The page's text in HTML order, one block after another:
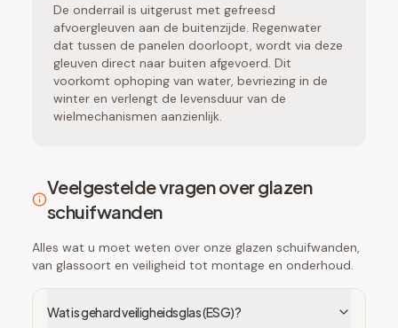
De onderrail is uitgerust met gefreesd
afvoergleuven aan de buitenzijde. Regenwater
dat tussen de panelen doorloopt, wordt via deze
gleuven direct naar buiten afgevoerd. Dit
voorkomt ophoping van water, bevriezing in de
winter en verlengt de levensduur van de
wielmechanismen aanzienlijk.
Veelgestelde vragen over glazen
schuifwanden
Alles wat u moet weten over onze glazen schuifwanden,
van glassoort en veiligheid tot montage en onderhoud.
Wat is gehard veiligheidsglas (ESG)?